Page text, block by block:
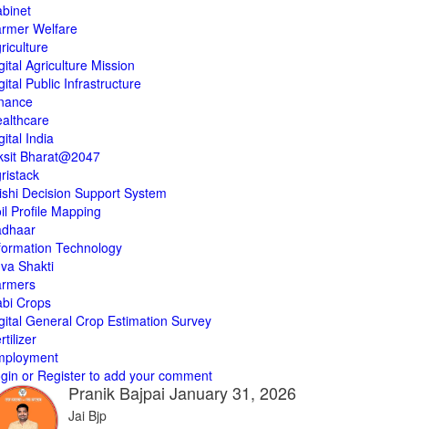
Welfare
Agriculture Mission
Public Infrastructure
India
Bharat@2047
Decision Support System
Profile Mapping
Technology
Shakti
Crops
General Crop Estimation Survey
or Register to add your comment
Pranik Bajpai January 31, 2026
Jai Bjp